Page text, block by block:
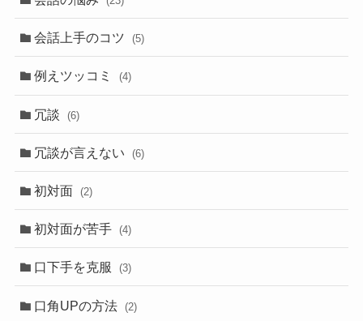
会話上手のコツ (5)
例えツッコミ (4)
冗談 (6)
冗談が言えない (6)
初対面 (2)
初対面が苦手 (4)
口下手を克服 (3)
口角UPの方法 (2)